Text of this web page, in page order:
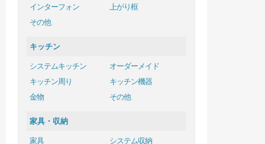
インターフォン
上がり框
その他
キッチン
システムキッチン
オーダーメイド
キッチン周り
キッチン機器
金物
その他
家具・収納
家具
システム収納